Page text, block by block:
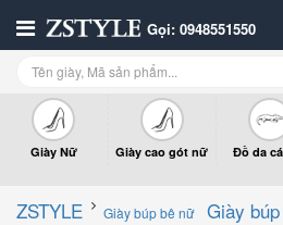
Gọi: 0948551550
Giày Nữ Giày cao gót nữ Đồ da
ZSTYLE Giày búp bê nữ Giày